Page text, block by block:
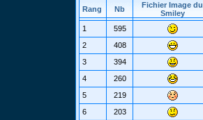
Rang Nb
Fichier Image du
Smiley
1 595
2
408
3
394
4
260
5
219
6
203